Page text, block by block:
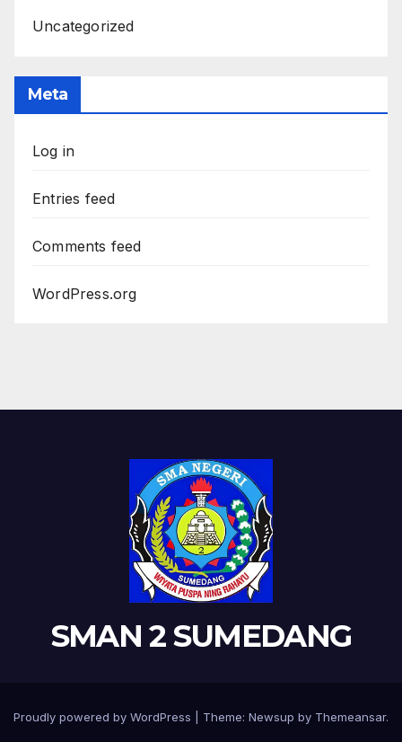
Uncategorized
Meta
Log in
Entries feed
Comments feed
WordPress.org
SMAN 2 SUMEDANG
Proudly powered by WordPress Theme: Newsup by Themeansar.